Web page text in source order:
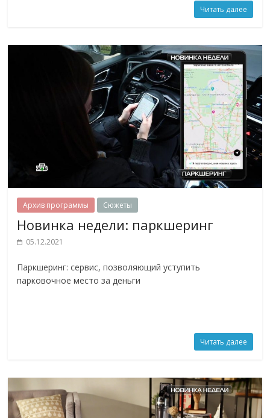
Читать далее
Архив программы Сюжеты
Новинка недели: паркшеринг
05.12.2021
Паркшеринг: сервис, позволяющий уступить
парковочное место за деньги
Читать далее